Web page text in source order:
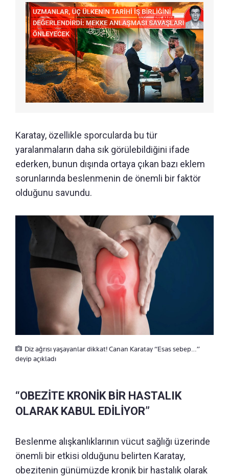
Karatay, özellikle sporcularda bu tür
yaralanmaların daha sık görülebildiğini ifade
ederken, bunun dışında ortaya çıkan bazı eklem
sorunlarında beslenmenin de önemli bir faktör
olduğunu savundu.
Diz ağrısı yaşayanlar dikkat! Canan Karatay “Esas sebep…”
deyip açıkladı
“OBEZİTE KRONİK BİR HASTALIK
OLARAK KABUL EDİLİYOR”
Beslenme alışkanlıklarının vücut sağlığı üzerinde
önemli bir etkisi olduğunu belirten Karatay,
obezitenin günümüzde kronik bir hastalık olarak